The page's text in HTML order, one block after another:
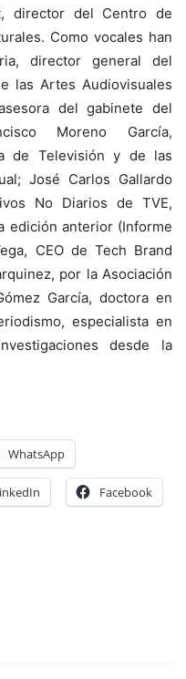
director del Centro de
Como vocales han
director general del
las Artes Audiovisuales
del gabinete del
Moreno García,
de Televisión y de las
José Carlos Gallardo
No Diarios de TVE,
edición anterior (Informe
CEO de Tech Brand
por la Asociación
García, doctora en
especialista en
desde la
WhatsApp
Facebook